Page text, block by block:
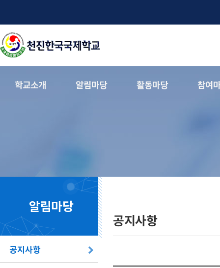
학교소개 알림마당 활동마당 참여
알림마당
공지사항
공지사항